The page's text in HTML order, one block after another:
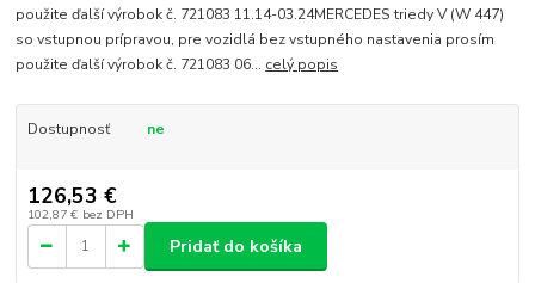
použite ďalší výrobok č. 721083 11.14-03.24MERCEDES triedy V (W 447)
so vstupnou prípravou, pre vozidlá bez vstupného nastavenia prosím
použite ďalší výrobok č. 721083 06... celý popis
Dostupnosť ne
126,53 €
102,87 € bez DPH
Pridať do košíka